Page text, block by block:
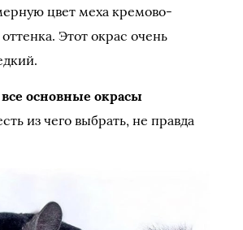
цвет меха кремово-
Этот окрас очень
все основные окрасы
из чего выбрать, не правда